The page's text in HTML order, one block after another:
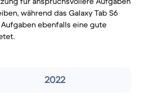
während das Galaxy Tab S6
ebenfalls eine gute
2022